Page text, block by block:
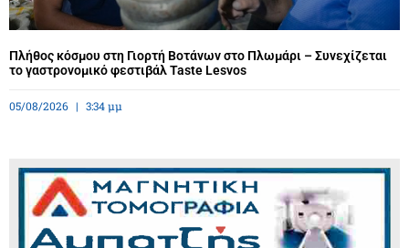
Πλήθος κόσμου στη Γιορτή Βοτάνων στο Πλωμάρι – Συνεχίζεται
το γαστρονομικό φεστιβάλ Taste Lesvos
05/08/2026 3:34 μμ